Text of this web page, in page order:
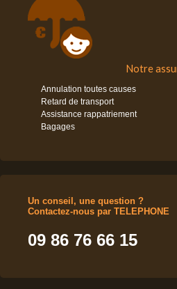
Notre
Annulation toutes causes
Retard de transport
Assistance rappatriement
Bagages
Un conseil, une question ?
Contactez-nous par TELEPHONE
09 86 76 66 15